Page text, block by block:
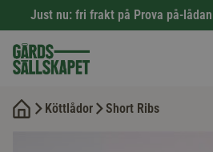
Just nu: fri frakt på Prova på-lådan
Köttlådor Short Ribs